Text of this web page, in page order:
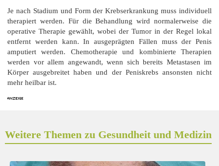
Je nach Stadium und Form der Krebserkrankung muss individuell
therapiert werden. Für die Behandlung wird normalerweise die
operative Therapie gewählt, wobei der Tumor in der Regel lokal
entfernt werden kann. In ausgeprägten Fällen muss der Penis
amputiert werden. Chemotherapie und kombinierte Therapien
werden vor allem angewandt, wenn sich bereits Metastasen im
Körper ausgebreitet haben und der Peniskrebs ansonsten nicht
mehr heilbar ist.
Weitere Themen zu Gesundheit und Medizin